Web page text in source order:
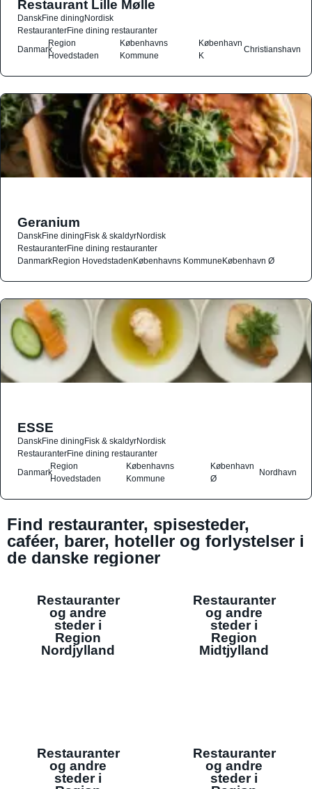
Restaurant Lille Mølle
DanskFine diningNordisk
RestauranterFine dining restauranter
Danmark
Region
Hovedstaden
Københavns
Kommune
København
K
Christianshavn
Geranium
DanskFine diningFisk & skaldyrNordisk
RestauranterFine dining restauranter
DanmarkRegion HovedstadenKøbenhavns KommuneKøbenhavn Ø
ESSE
DanskFine diningFisk & skaldyrNordisk
RestauranterFine dining restauranter
Danmark
Region
Hovedstaden
Københavns
Kommune
København
Ø
Nordhavn
Find restauranter, spisesteder,
caféer, barer, hoteller og forlystelser i
de danske regioner
Restauranter
og andre
steder i
Region
Nordjylland
Restauranter
og andre
steder i
Region
Midtjylland
Restauranter
og andre
steder i
Restauranter
og andre
steder i